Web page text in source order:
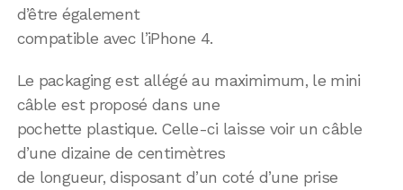
d’être également
compatible avec l’iPhone 4.
Le packaging est allégé au maximimum, le mini
câble est proposé dans une
pochette plastique. Celle-ci laisse voir un câble
d’une dizaine de centimètres
de longueur, disposant d’un coté d’une prise